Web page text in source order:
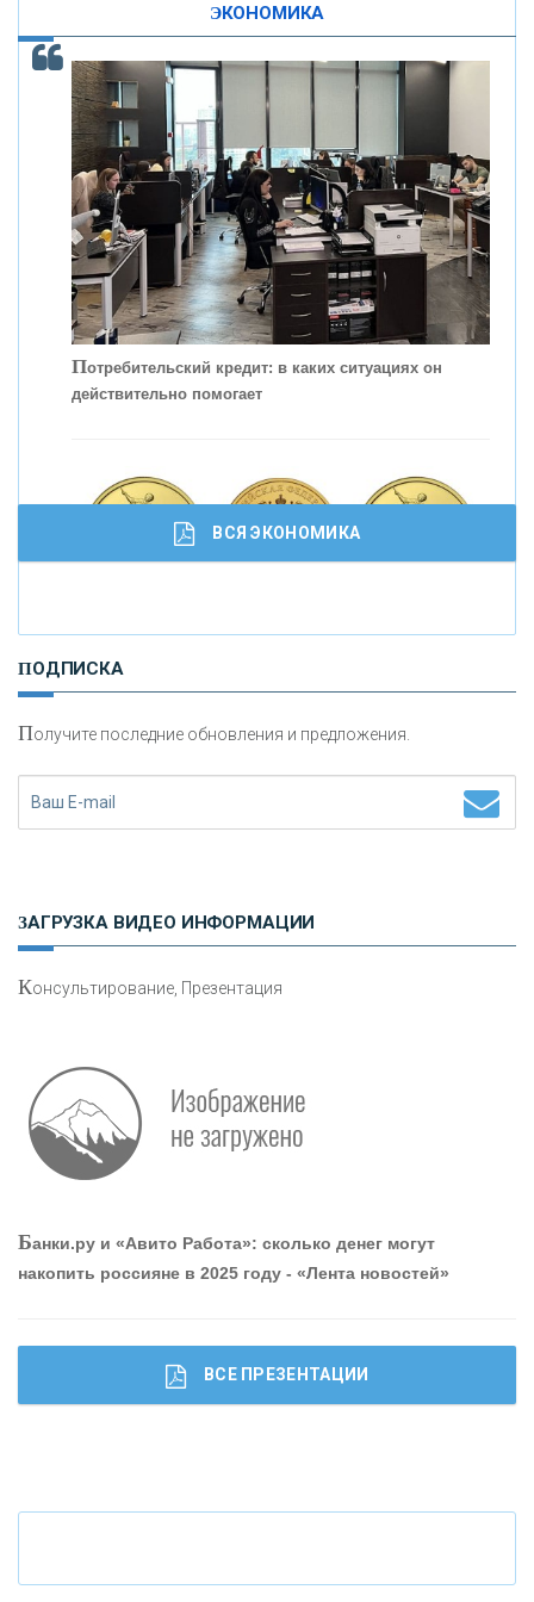
Скорость - один из главных трендов в
кредитовании бизнеса - «Интервью»
Работа мечты. Что банки делают для того, чтобы
привлечь и удержать персонал - «Интервью»
ЭКОНОМИКА
Потребительский кредит: в каких ситуациях он
действительно помогает
И
сохранения и увеличения капитала
Что будет с наличными деньгами при цифровом
ВСЯ ЭКОНОМИКА
ПОДПИСКА
Получите последние обновления и предложения.
ЗАГРУЗКА ВИДЕО ИНФОРМАЦИИ
Консультирование, Презентация
Банки.ру и «Авито Работа»: сколько денег могут
накопить россияне в 2025 году - «Лента новостей»
ВСЕ ПРЕЗЕНТАЦИИ